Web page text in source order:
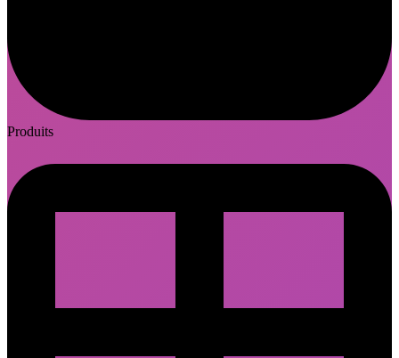
Produits